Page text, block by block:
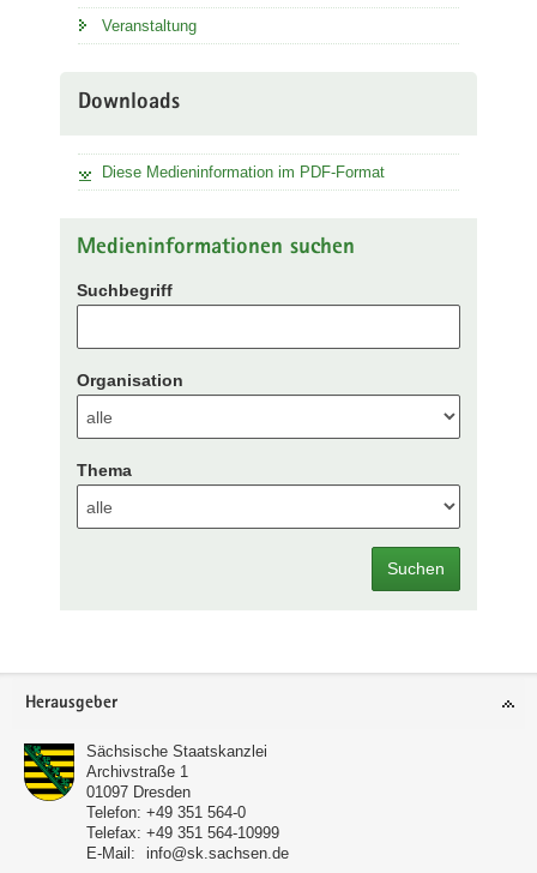
Veranstaltung
Downloads
Diese Medieninformation im PDF-Format
Medieninformationen suchen
Suchbegriff
Organisation
Thema
Suchen
Footer-
Herausgeber
Sächsische Staatskanzlei
Archivstraße 1
01097 Dresden
Telefon: +49 351 564-0
Telefax: +49 351 564-10999
E-Mail:
info@sk.sachsen.de